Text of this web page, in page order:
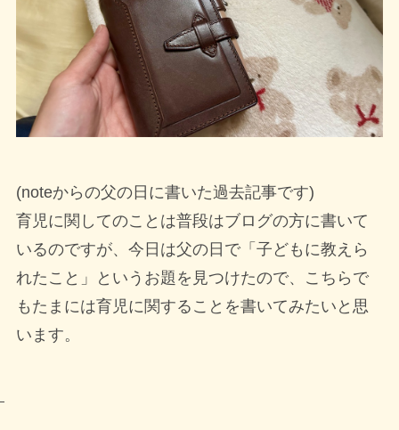
(noteからの父の日に書いた過去記事です)
育児に関してのことは普段はブログの方に書いて
いるのですが、今日は父の日で「子どもに教えら
れたこと」というお題を見つけたので、こちらで
もたまには育児に関することを書いてみたいと思
います。